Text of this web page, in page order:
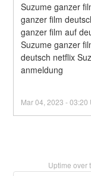
Suzume ganzer
ganzer film
ganzer film auf
Suzume ganzer
deutsch netflix
anmeldung
Mar04 ,2023 -03:20
Uptime over